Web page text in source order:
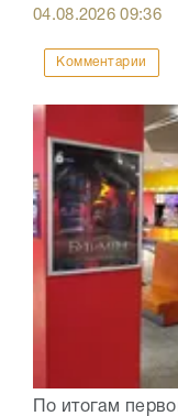
04.08.202609:36
Комментарии
По итогам